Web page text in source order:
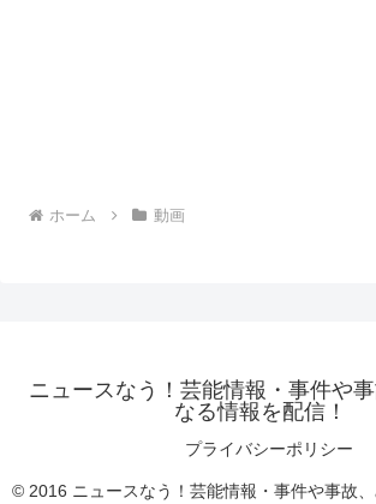
ホーム 動画
ニュースなう！芸能情報・事件や
なる情報を配信！
プライバシーポリシー
© 2016 ニュースなう！芸能情報・事件や事故